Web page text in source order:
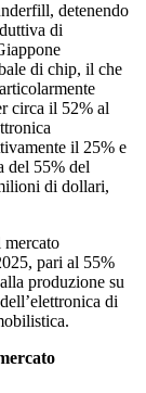
detenendo
di
di chip, il che
circa il 52% al
il 25% e
del 55% del
di dollari,
mercato
pari al 55%
produzione su
di